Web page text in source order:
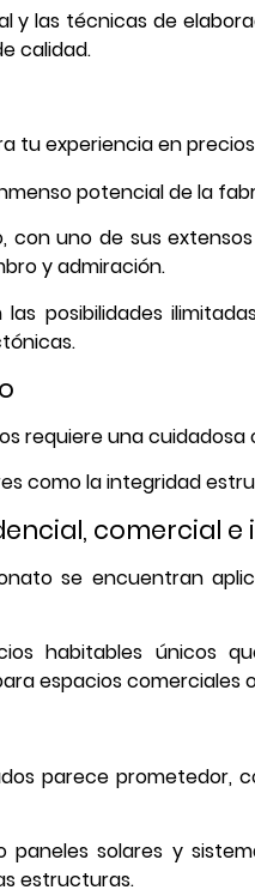
y las técnicas de
calidad.
potencial de la
con uno de sus
y admiración.
posibilidades
requiere una
como la integridad
comercial e
se encuentran
habitables únicos
espacios comerciales
parece prometedor,
solares y
estructuras.